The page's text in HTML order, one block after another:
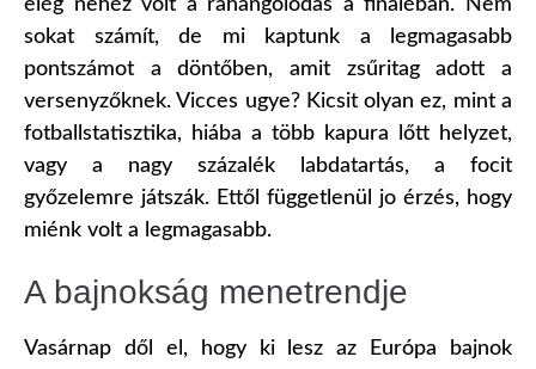
elég nehéz volt a ráhangolódás a fináléban. Nem
sokat számít, de mi kaptunk a legmagasabb
pontszámot a döntőben, amit zsűritag adott a
versenyzőknek. Vicces ugye? Kicsit olyan ez, mint a
fotballstatisztika, hiába a több kapura lőtt helyzet,
vagy a nagy százalék labdatartás, a focit
győzelemre játszák. Ettől függetlenül jo érzés, hogy
miénk volt a legmagasabb.
A bajnokság menetrendje
Vasárnap dől el, hogy ki lesz az Európa bajnok